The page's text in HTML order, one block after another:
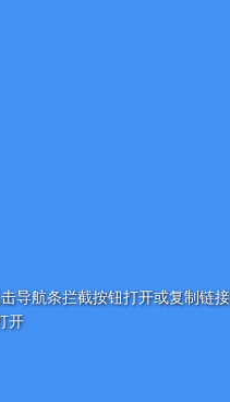
导航条拦截按钮打开或复制链接
开